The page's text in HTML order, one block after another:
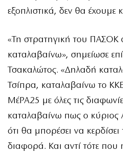
εξοπλιστικά, δεν θα έχουμε
«Τη στρατηγική του ΠΑΣΟΚ
καταλαβαίνω», σημείωσε
Τσακαλώτος. «Δηλαδή
Τσίπρα, καταλαβαίνω το
ΜέΡΑ25 με όλες τις
καταλαβαίνω πως ο
ότι θα μπορέσει να
διαφορά. Και αντί τότε